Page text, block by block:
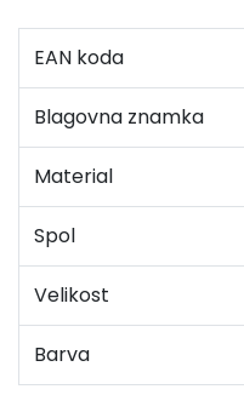
EAN koda
Blagovna znamka
Material
Spol
Velikost
Barva